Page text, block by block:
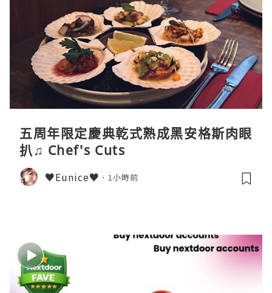
五周年限定慶典乾式熟成黑安格斯肉眼
扒♫ Chef's Cuts
♥Eunice♥ 1小時前